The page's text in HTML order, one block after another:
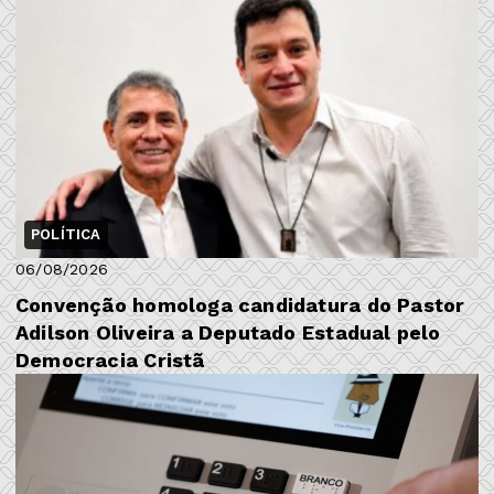
POLÍTICA
06/08/2026
​Convenção homologa candidatura do Pastor
Adilson Oliveira a Deputado Estadual pelo
Democracia Cristã